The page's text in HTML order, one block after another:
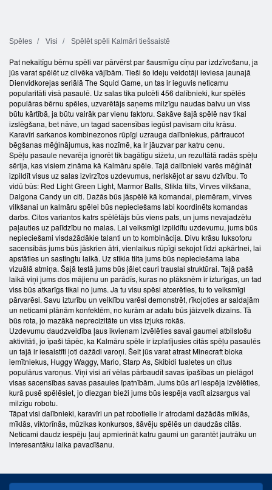
Spēles Visi Spēlēt spēli Kalmāri tiešsaistē
Pat nekaitīgu bērnu spēli var pārvērst par šausmīgu cīņu par izdzīvošanu, ja
jūs varat spēlēt uz cilvēka vājībām. Tieši šo ideju veidotāji ieviesa jaunajā
Dienvidkorejas seriālā The Squid Game, un tas ir ieguvis neticamu
popularitāti visā pasaulē. Uz salas tika pulcēti 456 dalībnieki, kur spēlēs
populāras bērnu spēles, uzvarētājs saņems milzīgu naudas balvu un viss
būtu kārtībā, ja būtu vairāk par vienu faktoru. Sakāve šajā spēlē nav tikai
izslēgšana, bet nāve, un tagad sacensības iegūst pavisam citu krāsu.
Karavīri sarkanos kombinezonos rūpīgi uzrauga dalībniekus, pārtraucot
bēgšanas mēģinājumus, kas nozīmē, ka ir jāuzvar par katru cenu.
Spēļu pasaule nevarēja ignorēt tik bagātīgu sižetu, un rezultātā radās spēļu
sērija, kas visiem zināma kā Kalmāru spēle. Tajā dalībnieki varēs mēģināt
izpildīt visus uz salas izvirzītos uzdevumus, neriskējot ar savu dzīvību. To
vidū būs: Red Light Green Light, Marmor Balls, Stikla tilts, Virves vilkšana,
Dalgona Candy un citi. Dažās būs jāspēlē kā komandai, piemēram, virves
vilkšanai un kalmāru spēlei būs nepieciešams labi koordinēts komandas
darbs. Citos variantos katrs spēlētājs būs viens pats, un jums nevajadzētu
paļauties uz palīdzību no malas. Lai veiksmīgi izpildītu uzdevumu, jums būs
nepieciešami visdažādākie talanti un to kombinācija. Divu krāsu luksoforu
sacensībās jums būs jāskrien ātri, vienlaikus rūpīgi sekojot līdzi apkārtnei, lai
apstāties un sastingtu laikā. Uz stikla tilta jums būs nepieciešama laba
vizuālā atmiņa. Šajā testā jums būs jāiet cauri trauslai struktūrai. Tajā pašā
laikā viņi jums dos mājienu un parādīs, kuras no plāksnēm ir izturīgas, un tad
viss būs atkarīgs tikai no jums. Ja tu visu spēsi atcerēties, tu to veiksmīgi
pārvarēsi. Savu izturību un veiklību varēsi demonstrēt, rīkojoties ar saldajām
un neticami plānām konfektēm, no kurām ar adatu būs jāizvelk dizains. Tā
būs rota, jo mazākā neprecizitāte un viss izjuks rokās.
Uzdevumu daudzveidība ļaus ikvienam izvēlēties savai gaumei atbilstošu
aktivitāti, jo īpaši tāpēc, ka Kalmāru spēle ir izplatījusies citās spēļu pasaulēs
un tajā ir iesaistīti ļoti dažādi varoņi. Šeit jūs varat atrast Minecraft bloka
iemītniekus, Huggy Waggy, Mario, Starp As, Skibidi tualetes un citus
populārus varoņus. Viņi visi arī vēlas pārbaudīt savas īpašības un pielāgot
visas sacensības savas pasaules īpatnībām. Jums būs arī iespēja izvēlēties,
kurā pusē spēlēsiet, jo diezgan bieži jums būs iespēja vadīt aizsargus vai
milzīgu robotu.
Tāpat visi dalībnieki, karavīri un pat robotlelle ir atrodami dažādās mīklās,
mīklās, viktorīnās, mūzikas konkursos, šāvēju spēlēs un daudzās citās.
Neticami daudz iespēju ļauj apmierināt katru gaumi un garantēt jautrāku un
interesantāku laika pavadīšanu.